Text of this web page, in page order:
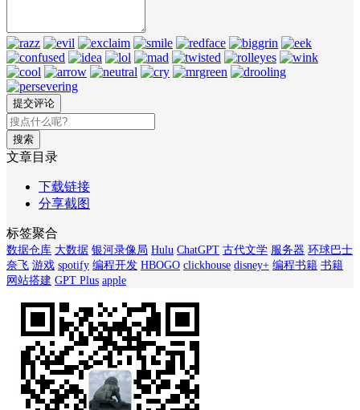
搜索
文章目录
下载链接
分享截图
标签聚合
数据仓库 大数据 银河录像局 Hulu ChatGPT 古代文学 服务器 环球巴士
奈飞 游戏 spotify 编程开发 HBOGO clickhouse disney+ 编程书籍 书籍
网站搭建 GPT Plus apple